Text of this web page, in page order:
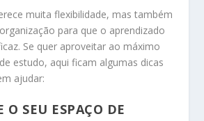
muita flexibilidade, mas também
para que o aprendizado
Se quer aproveitar ao máximo
estudo, aqui ficam algumas dicas
ajudar:
O SEU ESPAÇO DE